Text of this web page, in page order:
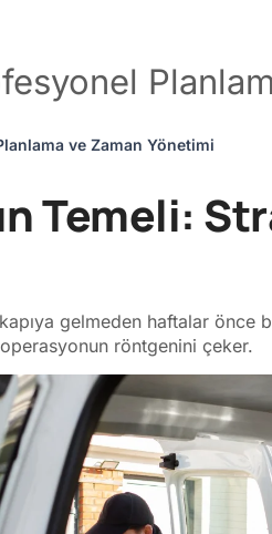
ve Zaman Yönetimi
Temeli:
gelmeden haftalar önce
röntgenini çeker.